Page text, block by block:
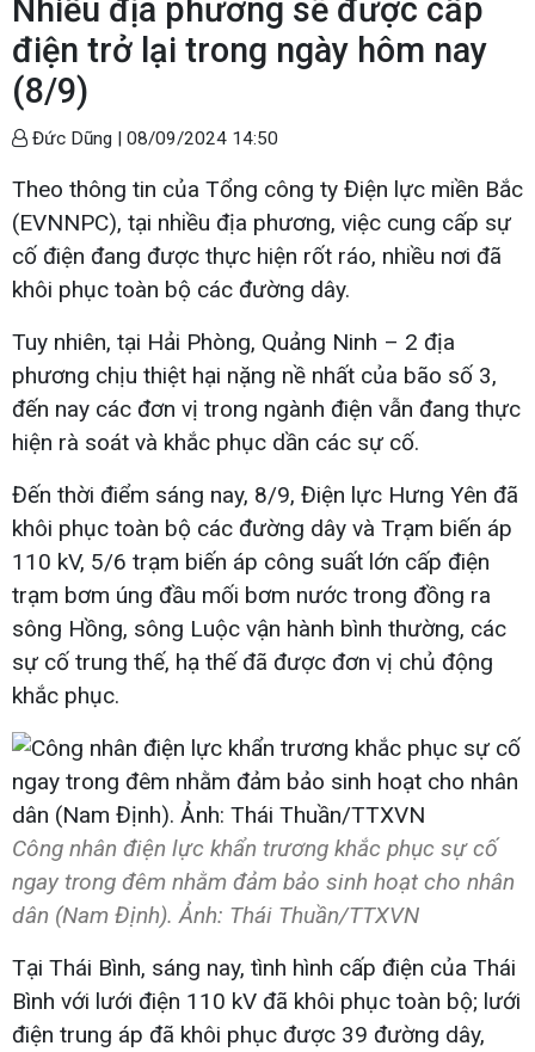
Nhiều địa phương sẽ được cấp
điện trở lại trong ngày hôm nay
(8/9)
Đức Dũng | 08/09/2024 14:50
Theo thông tin của Tổng công ty Điện lực miền Bắc
(EVNNPC), tại nhiều địa phương, việc cung cấp sự
cố điện đang được thực hiện rốt ráo, nhiều nơi đã
khôi phục toàn bộ các đường dây.
Tuy nhiên, tại Hải Phòng, Quảng Ninh – 2 địa
phương chịu thiệt hại nặng nề nhất của bão số 3,
đến nay các đơn vị trong ngành điện vẫn đang thực
hiện rà soát và khắc phục dần các sự cố.
Đến thời điểm sáng nay, 8/9, Điện lực Hưng Yên đã
khôi phục toàn bộ các đường dây và Trạm biến áp
110 kV, 5/6 trạm biến áp công suất lớn cấp điện
trạm bơm úng đầu mối bơm nước trong đồng ra
sông Hồng, sông Luộc vận hành bình thường, các
sự cố trung thế, hạ thế đã được đơn vị chủ động
khắc phục.
Công nhân điện lực khẩn trương khắc phục sự cố
ngay trong đêm nhằm đảm bảo sinh hoạt cho nhân
dân (Nam Định). Ảnh: Thái Thuần/TTXVN
Tại Thái Bình, sáng nay, tình hình cấp điện của Thái
Bình với lưới điện 110 kV đã khôi phục toàn bộ; lưới
điện trung áp đã khôi phục được 39 đường dây,